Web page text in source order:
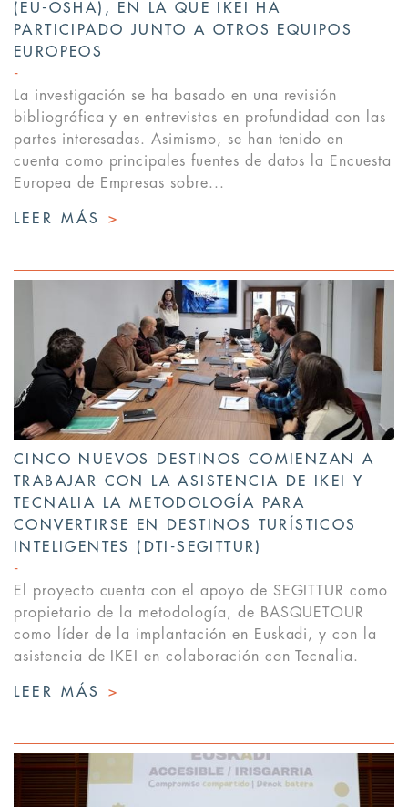
(EU-OSHA), EN LA QUE IKEI HA
PARTICIPADO JUNTO A OTROS EQUIPOS
EUROPEOS
La investigación se ha basado en una revisión
bibliográfica y en entrevistas en profundidad con las
partes interesadas. Asimismo, se han tenido en
cuenta como principales fuentes de datos la Encuesta
Europea de Empresas sobre...
LEER MÁS >
CINCO NUEVOS DESTINOS COMIENZAN A
TRABAJAR CON LA ASISTENCIA DE IKEI Y
TECNALIA LA METODOLOGÍA PARA
CONVERTIRSE EN DESTINOS TURÍSTICOS
INTELIGENTES (DTI-SEGITTUR)
El proyecto cuenta con el apoyo de SEGITTUR como
propietario de la metodología, de BASQUETOUR
como líder de la implantación en Euskadi, y con la
asistencia de IKEI en colaboración con Tecnalia.
LEER MÁS >